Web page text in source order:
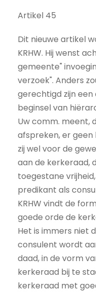
Artikel 45
Dit nieuwe artikel
KRHW. Hij wenst
gemeente"
verzoek". Anders
gerechtigd zijn een
beginsel van
Uw comm. meent,
afspreken, er
zij wel voor de
aan de kerkeraad,
toegestane
predikant als
KRHW vindt de
goede orde de
Het is immers niet
consulent wordt
daad, in de vorm
kerkeraad bij te
kerkeraad met